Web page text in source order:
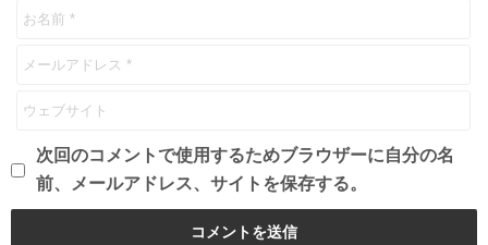
次回のコメントで使用するためブラウザーに自分の名
前、メールアドレス、サイトを保存する。